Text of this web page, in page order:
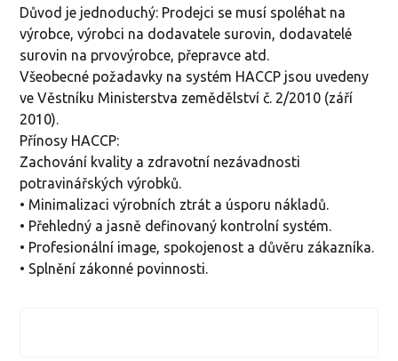
Důvod je jednoduchý: Prodejci se musí spoléhat na
výrobce, výrobci na dodavatele surovin, dodavatelé
surovin na prvovýrobce, přepravce atd.
Všeobecné požadavky na systém HACCP jsou uvedeny
ve Věstníku Ministerstva zemědělství č. 2/2010 (září
2010).
Přínosy HACCP:
Zachování kvality a zdravotní nezávadnosti
potravinářských výrobků.
• Minimalizaci výrobních ztrát a úsporu nákladů.
• Přehledný a jasně definovaný kontrolní systém.
• Profesionální image, spokojenost a důvěru zákazníka.
• Splnění zákonné povinnosti.